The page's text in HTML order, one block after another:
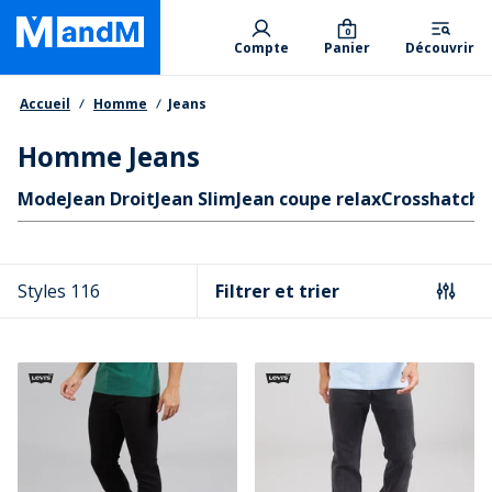
Skip
main
content
Primary departments
Compte Panier
0
Découvrir
Fil d'Ariane
Accueil Homme Jeans
Homme Jeans
Liens rapides
ModeJean DroitJean SlimJean coupe relaxCrosshatch
Styles 116 Filtrer et trier